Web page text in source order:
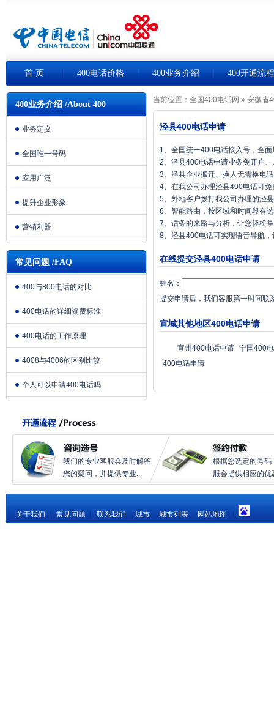
首 页 400电话价格 400业务介绍 400开通流程
400业务介绍 /About 400
业务定义
全国唯一号码
应用广泛
提升企业形象
营销利器
常见问题 /FAQ
400与800电话的对比
400电话的详细资费标准
400电话的工作原理
4008与4006的区别比较
个人可以申请400电话吗
当前位置： 全国400电话网 » 安徽省
泾县400电话申请
1、全国统一400电话接入号，全
2、泾县400电话申请业务免开户
3、泾县企业搬迁、换人无需换电
4、在我公司办理泾县400电话可
5、外地客户拨打我公司办理的泾
6、智能路由，按区域和时间段有
7、话务的来路与分析，让您轻松
8、泾县400电话可实现语音导航
在线提交泾县400电话申请
姓名：
提交申请后，我们客服第一时间联
宣城其他地区400电话申请
宣州400电话申请 宁国400
400电话申请
我们的专业客服会及时解答
您的疑问，并提供专业...
根据您选定的号码
服会提供相应的优
关于我们 常见问题 联系我们 城市 城市列表 网站地图